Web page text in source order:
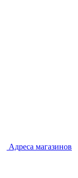
Адреса магазинов